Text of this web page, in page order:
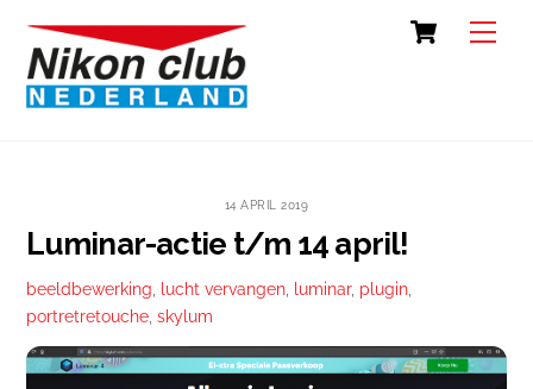
content
Cart
14 APRIL 2019
Luminar-actie t/m 14 april!
beeldbewerking lucht vervangen luminar, plugin
portretretouche ,skylum